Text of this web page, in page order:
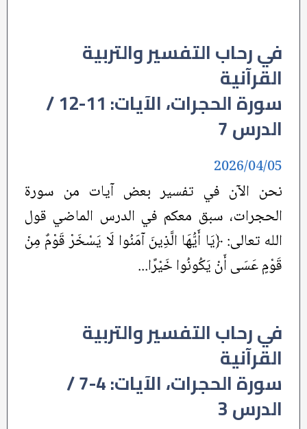
في رحاب التفسير والتربية
القرآنية
سورة الحجرات، الآيات: 11-12 /
الدرس 7
نحن الآن في تفسير بعض آيات من سورة
الحجرات، سبق معكم في الدرس الماضي قول
الله تعالى: ﴿يَا أَيُّهَا الَّذِينَ آمَنُوا لَا يَسْخَرْ قَوْمٌ مِنْ
قَوْمٍ عَسَى أَنْ يَكُونُوا خَيْرًا...
2026/04/05
في رحاب التفسير والتربية
القرآنية
سورة الحجرات، الآيات: 4-7 /
الدرس 3